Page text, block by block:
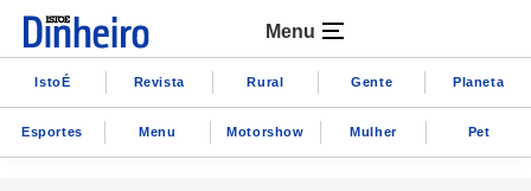
Menu
IstoÉ Revista Rural Gente Planeta
Esportes Menu Motorshow Mulher Pet